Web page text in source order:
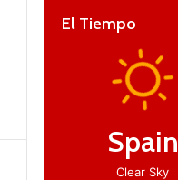
El Tiempo
Spain
Clear Sky